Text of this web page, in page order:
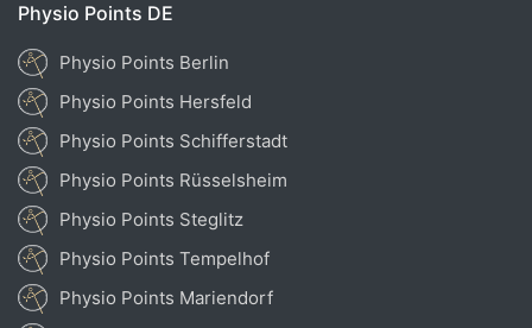
Physio Points DE
Physio Points Berlin
Physio Points Hersfeld
Physio Points Schifferstadt
Physio Points Rüsselsheim
Physio Points Steglitz
Physio Points Tempelhof
Physio Points Mariendorf